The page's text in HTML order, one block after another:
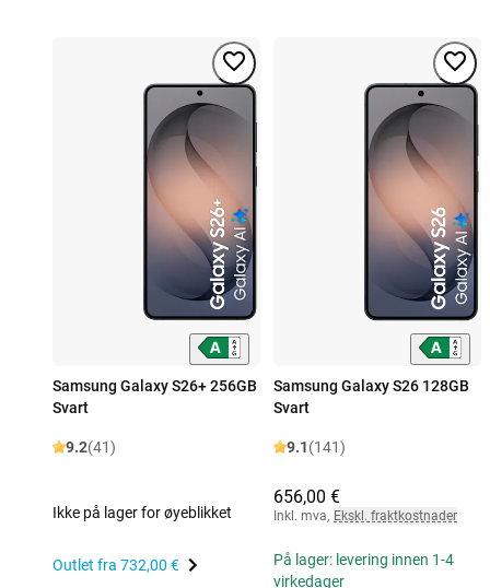
Samsung Galaxy S26+ 256GB
Svart
9.2(41)
Ikke på lager for øyeblikket
Outlet fra 732,00 €
Samsung Galaxy S26 128GB
Svart
9.1(141)
656,00 €
Inkl. mva, Ekskl. fraktkostnader
På lager: levering innen 1-4
virkedager